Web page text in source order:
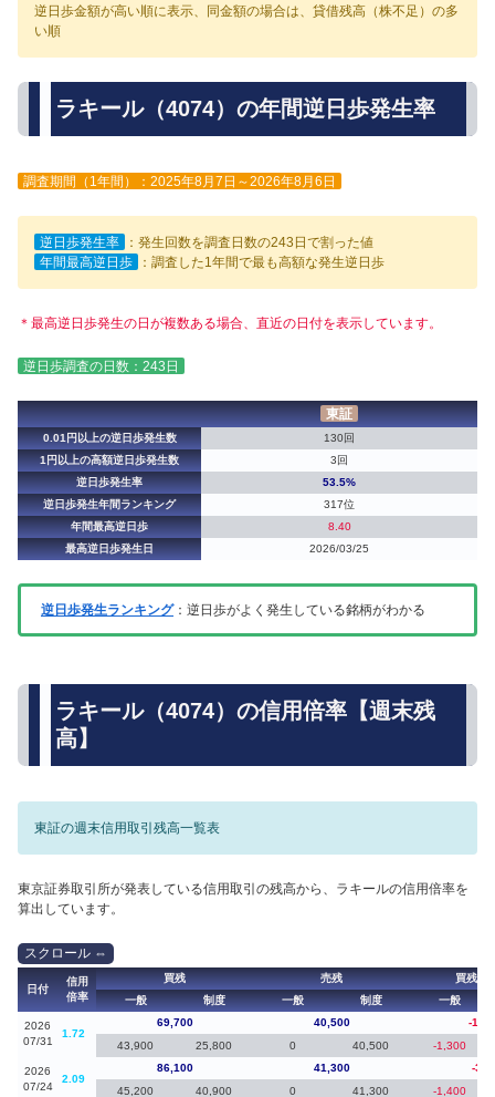
逆日歩金額が高い順に表示、同金額の場合は、貸借残高（株不足）の多
い順
ラキール（4074）の年間逆日歩発生率
調査期間（1年間）：2025年8月7日～2026年8月6日
逆日歩発生率
：発生回数を調査日数の243日で割った値
年間最高逆日歩
：調査した1年間で最も高額な発生逆日歩
＊最高逆日歩発生の日が複数ある場合、直近の日付を表示しています。
逆日歩調査の日数：243日
東証
0.01円以上の逆日歩発生数
130回
1円以上の高額逆日歩発生数
3回
逆日歩発生率
53.5%
逆日歩発生年間ランキング
317位
年間最高逆日歩
8.40
最高逆日歩発生日
2026/03/25
逆日歩発生ランキング：逆日歩がよく発生している銘柄がわかる
ラキール（4074）の信用倍率【週末残
高】
東証の週末信用取引残高一覧表
東京証券取引所が発表している信用取引の残高から、ラキールの信用倍率を
算出しています。
日付
信用
倍率
買残 売残
買残（
一般
制度 一般 制度 一般
2026
07/31
1.72
69,700 40,500
-
43,900
25,800 0 40,500 -1,300
2026
07/24
2.09
86,100 41,300
-
45,200
40,900 0 41,300 -1,400